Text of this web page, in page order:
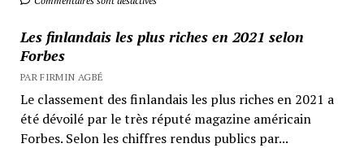
Les finlandais les plus riches en 2021 selon
Forbes
PAR FIRMIN AGBÉ
Le classement des finlandais les plus riches en 2021 a
été dévoilé par le très réputé magazine américain
Forbes. Selon les chiffres rendus publics par...